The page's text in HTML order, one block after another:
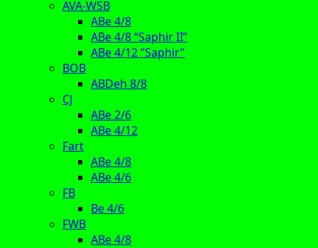
AVA-WSB
ABe 4/8
ABe 4/8 “Saphir II”
ABe 4/12 “Saphir”
BOB
ABDeh 8/8
CJ
ABe 2/6
ABe 4/12
Fart
ABe 4/8
ABe 4/6
FB
Be 4/6
FWB
ABe 4/8